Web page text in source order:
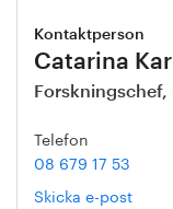
Kontaktperson
Catarina
Telefon
08 679 17 53
Skicka e-post